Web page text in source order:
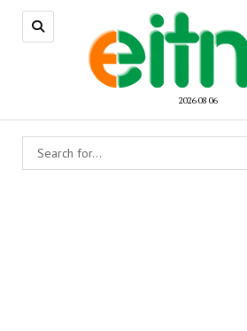
2026 08 06